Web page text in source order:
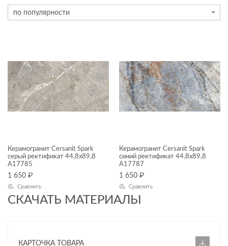
СКАЧАТЬ МАТЕРИАЛЫ
КАРТОЧКА ТОВАРА
керамогранит
ФОРМАТ ПЛИТКИ, СМ
КОЛЛЕКЦИЯ
Spark
по популярности
Керамогранит Cersanit Spark
серый ректификат 44,8x89,8
A17785
1 650 ₽
Сравнить
Керамогранит Cersanit Spark
синий ректификат 44,8x89,8
A17787
1 650 ₽
Сравнить